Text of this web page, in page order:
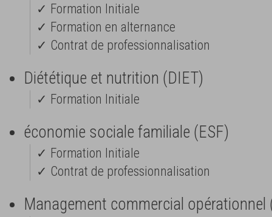
✓ Formation Initiale
✓ Formation en alternance
✓ Contrat de professionnalisation
Diététique et nutrition (DIET)
✓ Formation Initiale
économie sociale familiale (ESF)
✓ Formation Initiale
✓ Contrat de professionnalisation
Management commercial opérationnel